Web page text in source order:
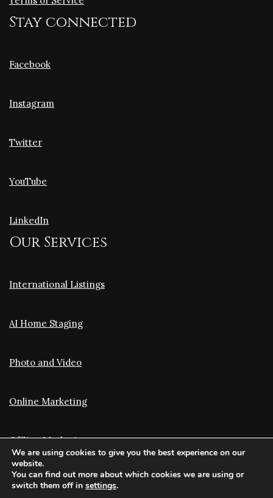
Stay connected
Facebook
Instagram
Twitter
YouTube
LinkedIn
Our Services
International Listings
AI Home Staging
Photo and Video
Online Marketing
Offline Marketing
Translation and Optimization
We are using cookies to give you the best experience on our
website.
You can find out more about which cookies we are using or
switch them off in settings.